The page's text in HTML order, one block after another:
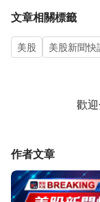
文章相關標籤
美股 美股新聞快
歡
作者文章